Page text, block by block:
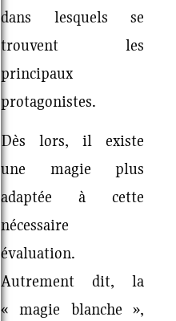
dans lesquels se
trouvent les
principaux
protagonistes.
Dès lors, il existe
une magie plus
adaptée à cette
nécessaire
évaluation.
Autrement dit, la
« magie blanche »,